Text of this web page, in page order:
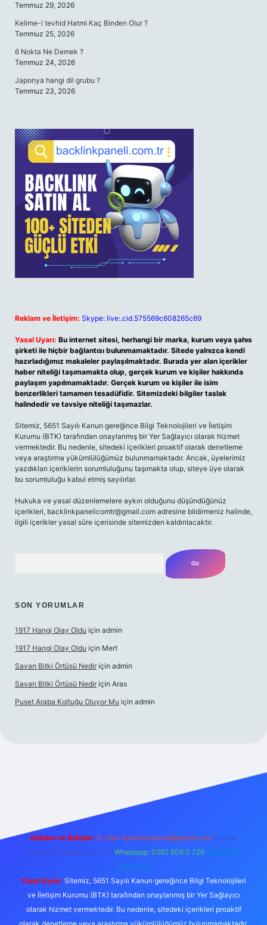
Temmuz 29, 2026
Kelime-i tevhid Hatmi Kaç Binden Olur ?
Temmuz 25, 2026
6 Nokta Ne Demek ?
Temmuz 24, 2026
Japonya hangi dil grubu ?
Temmuz 23, 2026
Reklam ve İletişim: Skype: live:.cid.575569c608265c69
Yasal Uyarı: Bu internet sitesi, herhangi bir marka, kurum veya şahıs
şirketi ile hiçbir bağlantısı bulunmamaktadır. Sitede yalnızca kendi
hazırladığımız makaleler paylaşılmaktadır. Burada yer alan içerikler
haber niteliği taşımamakta olup, gerçek kurum ve kişiler hakkında
paylaşım yapılmamaktadır. Gerçek kurum ve kişiler ile isim
benzerlikleri tamamen tesadüfidir. Sitemizdeki bilgiler taslak
halindedir ve tavsiye niteliği taşımazlar.
Sitemiz, 5651 Sayılı Kanun gereğince Bilgi Teknolojileri ve İletişim
Kurumu (BTK) tarafından onaylanmış bir Yer Sağlayıcı olarak hizmet
vermektedir. Bu nedenle, sitedeki içerikleri proaktif olarak denetleme
veya araştırma yükümlülüğümüz bulunmamaktadır. Ancak, üyelerimiz
yazdıkları içeriklerin sorumluluğunu taşımakta olup, siteye üye olarak
bu sorumluluğu kabul etmiş sayılırlar.
Hukuka ve yasal düzenlemelere aykırı olduğunu düşündüğünüz
içerikleri, backlinkpanelicomtr@gmail.com adresine bildirmeniz halinde,
ilgili içerikler yasal süre içerisinde sitemizden kaldırılacaktır.
SON YORUMLAR
1917 Hangi Olay Oldu için admin
1917 Hangi Olay Oldu için Mert
Savan Bitki Örtüsü Nedir için admin
Savan Bitki Örtüsü Nedir için Aras
Puset Araba Koltuğu Oluyor Mu için admin
Reklam ve İletişim: E-mail: backlinkpaneli@gmail.com Teams:
forumhizmeti@gmail.com Whatsapp: 0262 606 0 726 Telegram:
@karabul
Yasal Uyarı: Sitemiz, 5651 Sayılı Kanun gereğince Bilgi Teknolojileri
ve İletişim Kurumu (BTK) tarafından onaylanmış bir Yer Sağlayıcı
olarak hizmet vermektedir. Bu nedenle, sitedeki içerikleri proaktif